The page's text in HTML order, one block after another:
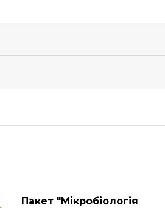
Пакет "Мікробіологія